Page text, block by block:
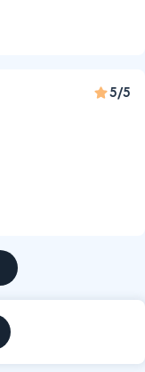
5/5